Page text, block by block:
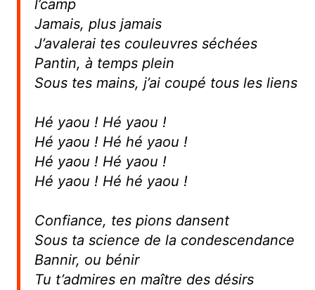
l’camp
Jamais, plus jamais
J’avalerai tes couleuvres séchées
Pantin, à temps plein
Sous tes mains, j’ai coupé tous les liens
Hé yaou ! Hé yaou !
Hé yaou ! Hé hé yaou !
Hé yaou ! Hé yaou !
Hé yaou ! Hé hé yaou !
Confiance, tes pions dansent
Sous ta science de la condescendance
Bannir, ou bénir
Tu t’admires en maître des désirs